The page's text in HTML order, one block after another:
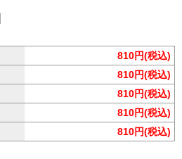
810円(税込)
810円(税込)
810円(税込)
810円(税込)
810円(税込)